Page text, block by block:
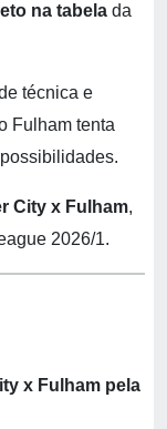
na tabela da
técnica e
Fulham tenta
City x Fulham,
2026/1.
x Fulham pela